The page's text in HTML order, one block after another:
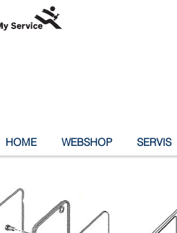
HOME WEBSHOP SERVIS